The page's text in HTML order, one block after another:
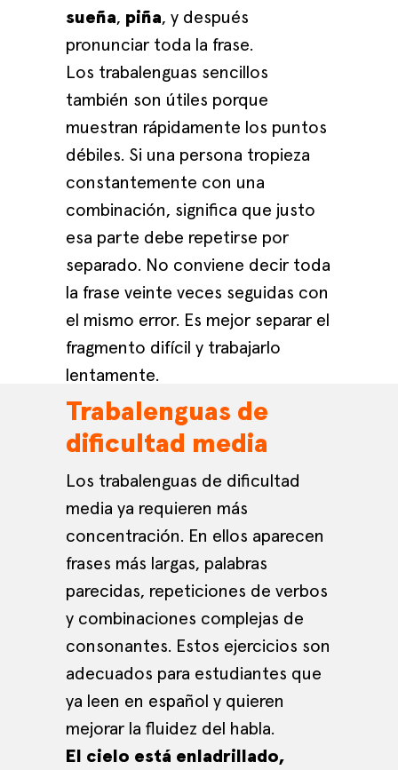
sueña, piña, y después
pronunciar toda la frase.
Los trabalenguas sencillos
también son útiles porque
muestran rápidamente los puntos
débiles. Si una persona tropieza
constantemente con una
combinación, significa que justo
esa parte debe repetirse por
separado. No conviene decir toda
la frase veinte veces seguidas con
el mismo error. Es mejor separar el
fragmento difícil y trabajarlo
lentamente.
Trabalenguas de
dificultad media
Los trabalenguas de dificultad
media ya requieren más
concentración. En ellos aparecen
frases más largas, palabras
parecidas, repeticiones de verbos
y combinaciones complejas de
consonantes. Estos ejercicios son
adecuados para estudiantes que
ya leen en español y quieren
mejorar la fluidez del habla.
El cielo está enladrillado,